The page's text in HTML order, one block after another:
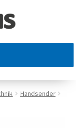
Handsender